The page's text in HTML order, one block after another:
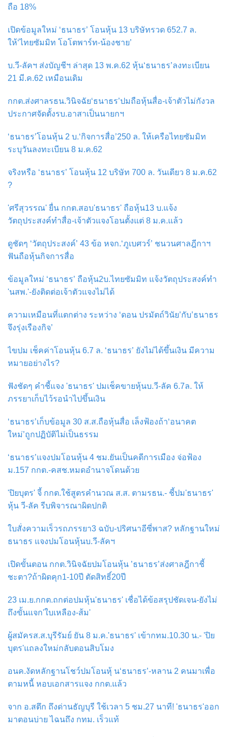
ถือ 18%
เปิดข้อมูลใหม่ ‘ธนาธร’ โอนหุ้น 13 บริษัทรวด 652.7 ล.
ให้‘ไทยซัมมิท โอโตพาร์ท-น้องชาย’
บ.วี-ลัคฯ ส่งบัญชีฯ ล่าสุด 13 พ.ค.62 หุ้น‘ธนาธร’ลงทะเบียน
21 มี.ค.62 เหมือนเดิม
กกต.ส่งศาลรธน.วินิจฉัย‘ธนาธร’ปมถือหุ้นสื่อ-เจ้าตัวไม่กังวล
ประกาศจัดตั้งรบ.อาสาเป็นนายกฯ
‘ธนาธร’โอนหุ้น 2 บ.‘กิจการสื่อ’250 ล. ให้เครือไทยซัมมิท
ระบุวันลงทะเบียน 8 ม.ค.62
จริงหรือ ‘ธนาธร’ โอนหุ้น 12 บริษัท 700 ล. วันเดียว 8 ม.ค.62
?
'ศรีสุวรรณ' ยื่น กกต.สอบ'ธนาธร' ถือหุ้น13 บ.แจ้ง
วัตถุประสงค์ทำสื่อ-เจ้าตัวแจงโอนตั้งแต่ 8 ม.ค.แล้ว
ดูชัดๆ ‘วัตถุประสงค์’ 43 ข้อ หจก.‘ภูเบศวร์’ ชนวนศาลฎีกาฯ
ฟันถือหุ้นกิจการสื่อ
ข้อมูลใหม่ ‘ธนาธร’ ถือหุ้น2บ.ไทยซัมมิท แจ้งวัตถุประสงค์ทำ
'นสพ.'-ยังติดต่อเจ้าตัวแจงไม่ได้
ความเหมือนที่แตกต่าง ระหว่าง ‘ดอน ปรมัตถ์วินัย’กับ’ธนาธร
จึงรุ่งเรืองกิจ’
ไขปม เช็คค่าโอนหุ้น 6.7 ล. ‘ธนาธร’ ยังไม่ได้ขึ้นเงิน มีความ
หมายอย่างไร?
ฟังชัดๆ คำชี้แจง 'ธนาธร' ปมเช็คขายหุ้นบ.วี-ลัค 6.7ล. ให้
ภรรยาเก็บไว้รอนำไปขึ้นเงิน
‘ธนาธร’เก็บข้อมูล 30 ส.ส.ถือหุ้นสื่อ เล็งฟ้องถ้า‘อนาคต
ใหม่’ถูกปฏิบัติไม่เป็นธรรม
‘ธนาธร’แจงปมโอนหุ้น 4 ชม.ยันเป็นคดีการเมือง จ่อฟ้อง
ม.157 กกต.-คสช.หมดอำนาจโดนด้วย
'ปิยบุตร' จี้ กกต.ใช้สูตรคำนวณ ส.ส. ตามรธน.- ชี้ปม'ธนาธร'
หุ้น วี-ลัค รีบพิจารณาผิดปกติ
ใบสั่งความเร็วรถภรรยา3 ฉบับ-ปริศนาอีซี่พาส? หลักฐานใหม่
ธนาธร แจงปมโอนหุ้นบ.วี-ลัคฯ
เปิดขั้นตอน กกต.วินิจฉัยปมโอนหุ้น ’ธนาธร’ส่งศาลฎีกาชี้
ชะตา?ถ้าผิดคุก1-10ปี ตัดสิทธิ์20ปี
23 เม.ย.กกต.ถกต่อปมหุ้น'ธนาธร' เชื่อได้ข้อสรุปชัดเจน-ยังไม่
ถึงขั้นแจก'ใบเหลือง-ส้ม'
ผู้สมัครส.ส.บุรีรัมย์ ยัน 8 ม.ค.'ธนาธร' เข้ากทม.10.30 น.- 'ปิย
บุตร'แถลงใหม่กลับตอนสิบโมง
อนค.งัดหลักฐานโชว์ปมโอนหุ้ น‘ธนาธร’-หลาน 2 คนมาเพื่อ
ตามหนี้ หอบเอกสารแจง กกต.แล้ว
จาก อ.สตึก ถึงด่านธัญบุรี ใช้เวลา 5 ชม.27 นาที! 'ธนาธร'ออก
มาตอนบ่าย ไฉนถึง กทม. เร็วแท้